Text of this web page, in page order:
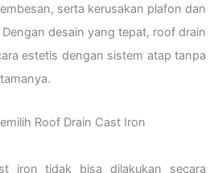
serta kerusakan plafon dan
desain yang tepat, roof drain
estetis dengan sistem atap tanpa
Roof Drain Cast Iron
iron tidak bisa dilakukan secara